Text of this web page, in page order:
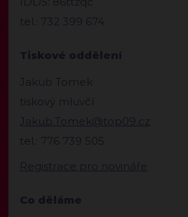
tel.: 732 399 674
Tiskové oddělení
Jakub Tomek
tiskový mluvčí
Jakub.Tomek@top09.cz
tel.: 776 739 505
Registrace pro novináře
Co děláme